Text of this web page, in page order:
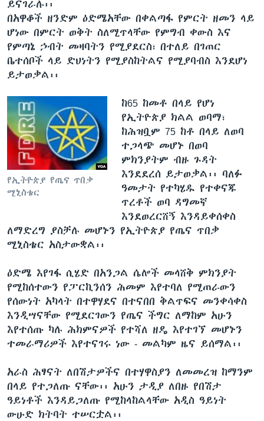
ይናገራሉ፡፡
በአዋቆች ዘንድም ዕድሜአቸው በቀልጣፋ የምርት ዘመን ላይ
ሆነው በምርት ወቅት ስለሚጥላቸው የምግብ ቀውስ እና
የምጣኔ ኃብት መዛባትን የሚያደርስ፣ በተለይ በገጠር
ቤተሰቦች ላይ ድህነትን የሚያስከትልና የሚያባብስ እንደሆነ
ይታወቃል፡፡
የኢትዮጵያ የጤና ጥበቃ
ሚኒስቴር
ከ65 ከመቶ በላይ የሆነ
የኢትዮጵያ ክልል ወባማ፣
ከሕዝቧም 75 ከቶ በላይ ለወባ
ተጋላጭ መሆኑ በወባ
ምክንያትም ብዙ ጉዳት
እንደደረሰ ይታወቃል፡፡ ባለፉ
ዓመታት የተካሄዱ የተቀናጁ
ጥረቶች ወባ ዳግመኛ
እንደወረርሸኝ እንዳይቀሰቀስ
ለማድረግ ያስቻሉ መሆኑን የኢትዮጵያ የጤና ጥበቃ
ሚኒስቴር አስታውቋል፡፡
ዕድሜ እየገፋ ሲሄድ በአንጋል ሴሎች መላሸቅ ምክንያት
የሚከሰተውን የፓርኪንሰን ሕመም እየተባለ የሚጠራውን
የሰውነት አካላት በተዋሃደና በተናበበ ቅልጥፍና መንቀሳቀስ
እንዲሣናቸው የሚደርገውን የጤና ችግር ለማከም አሁን
እየተሰጡ ካሉ ሕክምናዎች የተሻለ ዘዴ እየተገኘ መሆኑን
ተመራማሪዎች እየተናገሩ ነው - መልካም ዜና ይሰማል፡፡
አራስ ሕፃናት ለበሽታዎችና በተሃዋስያን ለመመረዝ ከማንም
በላይ የተጋለጡ ናቸው፡፡ አሁን ታዲያ ለበዙ የበሽታ
ዓይነቶች እንዳይጋለጡ የሚከላከልላቸው አዲስ ዓይነት
ውሁድ ክትባት ተሠርቷል፡፡